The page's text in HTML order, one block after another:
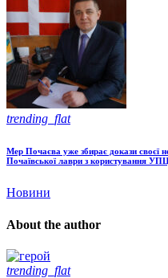
trending_flat
Мер Почаєва уже збирає докази своєї
Почаївської лаври з користування
Новини
About the author
trending_flat